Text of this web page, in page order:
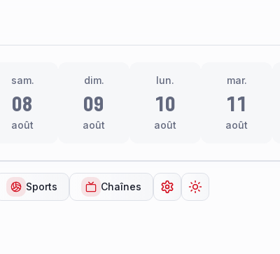
sam.
08
août
dim.
09
août
lun.
10
août
mar.
11
août
Sports Chaînes Ouvrir les paramètres
Changer de thème